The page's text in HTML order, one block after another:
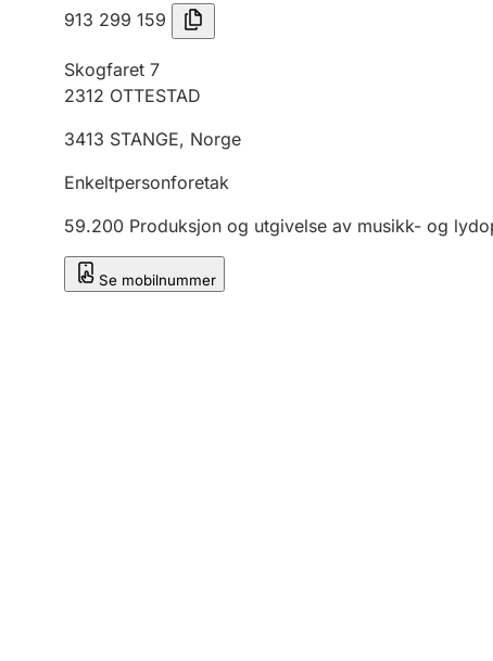
913 299 159
Skogfaret 7
2312 OTTESTAD
3413 STANGE, Norge
Enkeltpersonforetak
59.200 Produksjon og utgivelse av musikk- og
Se mobilnummer